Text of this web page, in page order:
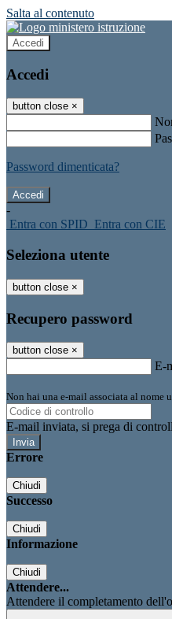
Salta al contenuto
Accedi
Accedi
button close ×
Password dimenticata?
-
Entra con SPID Entra con CIE
Seleziona utente
button close ×
Recupero password
button close ×
E-
Non hai una e-mail associata al nome
E-mail inviata, si prega di
Errore
Chiudi
Successo
Chiudi
Informazione
Chiudi
Attendere...
Attendere il completamento